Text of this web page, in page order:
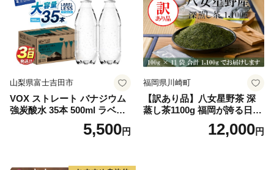
山梨県富士吉田市
VOX ストレート バナジウム
強炭酸水 35本 500ml ラベル
レス【富士吉田市限定カート
5,500円
福岡県川崎町
【訳あり品】八女星野茶 深
蒸し茶1100g 福岡が誇る日本
茶_ 訳アリ 常温 お茶 茶袋 常
備品 おちゃ ocha 茶葉 緑茶
12,000円